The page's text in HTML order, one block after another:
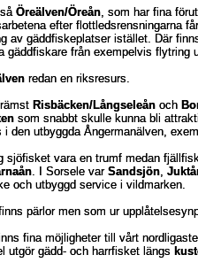
Öreälven/Öreån, som har fina
efter flottledsrensningarna
av gäddfiskeplatser istället. Där
gäddfiskare från exempelvis flytring
redan en riksresurs.
Risbäcken/Långseleån och
som snabbt skulle kunna bli
i den utbyggda Ångermanälven,
sjöfisket vara en trumf medan
. I Sorsele var Sandsjön,
och utbyggd service i vildmarken.
pärlor men som ur
fina möjligheter till vårt
utgör gädd- och harrfisket längs
Öreälven/Öreån, som har fina
efter flottledsrensningarna
av gäddfiskeplatser istället. Där
gäddfiskare från exempelvis flytring
redan en riksresurs.
Risbäcken/Långseleån och
som snabbt skulle kunna bli
i den utbyggda Ångermanälven,
sjöfisket vara en trumf medan
. I Sorsele var Sandsjön,
och utbyggd service i vildmarken.
pärlor men som ur
fina möjligheter till vårt
utgör gädd- och harrfisket längs